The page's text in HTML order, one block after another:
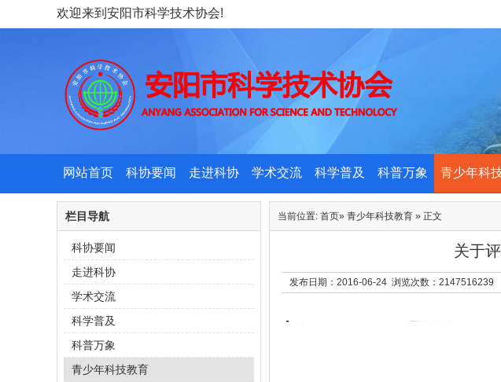
欢迎来到安阳市科学技术协会!
网站首页 科协要闻 走进科协 学术交流 科学普及 科普万象 青少年科
栏目导航
科协要闻
走进科协
学术交流
科学普及
科普万象
青少年科技教育
当前位置: 首页» 青少年科技教育 » 正文
关于
发布日期：2016-06-24 浏览次数： 2147516239